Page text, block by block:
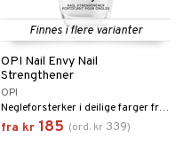
Finnes i flere varianter
OPI Nail Envy Nail
Strengthener
OPI
Negleforsterker i deilige farger fra OPI
fra kr 185 (ord. kr 339)